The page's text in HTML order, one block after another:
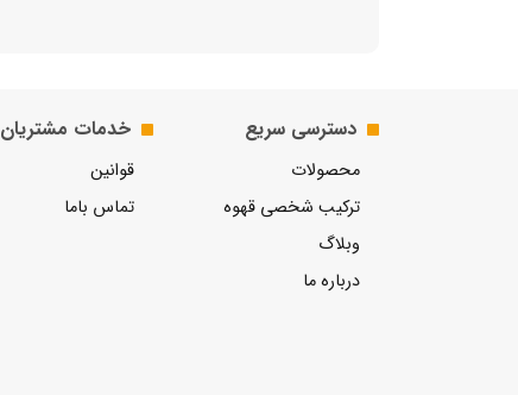
دسترسی سریع
محصولات
ترکیب شخصی قهوه
وبلاگ
درباره ما
خدمات مشتریان
قوانین
تماس باما